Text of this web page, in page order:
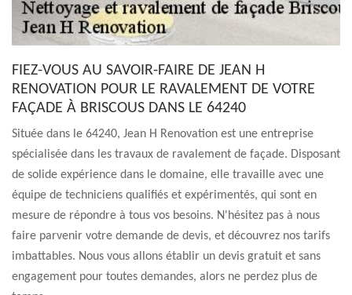
FIEZ-VOUS AU SAVOIR-FAIRE DE JEAN H
RENOVATION POUR LE RAVALEMENT DE VOTRE
FAÇADE À BRISCOUS DANS LE 64240
Située dans le 64240, Jean H Renovation est une entreprise
spécialisée dans les travaux de ravalement de façade. Disposant
de solide expérience dans le domaine, elle travaille avec une
équipe de techniciens qualifiés et expérimentés, qui sont en
mesure de répondre à tous vos besoins. N'hésitez pas à nous
faire parvenir votre demande de devis, et découvrez nos tarifs
imbattables. Nous vous allons établir un devis gratuit et sans
engagement pour toutes demandes, alors ne perdez plus de